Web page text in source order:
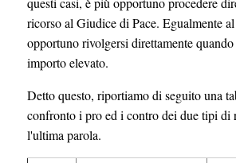
ricorso al Giudice di Pace. Egualmente
opportuno rivolgersi direttamente
importo elevato.
Detto questo, riportiamo di seguito una
confronto i pro ed i contro dei due tipi di
l'ultima parola.